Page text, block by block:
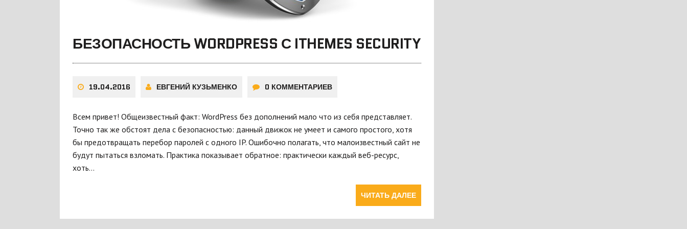
БЕЗОПАСНОСТЬ WORDPRESS С ITHEMES SECURITY
19.04.2016 ЕВГЕНИЙ КУЗЬМЕНКО 0 КОММЕНТАРИЕВ
Всем привет! Общеизвестный факт: WordPress без дополнений мало что из себя представляет.
Точно так же обстоят дела с безопасностью: данный движок не умеет и самого простого, хотя
бы предотвращать перебор паролей с одного IP. Ошибочно полагать, что малоизвестный сайт не
будут пытаться взломать. Практика показывает обратное: практически каждый веб-ресурс,
хоть…
ЧИТАТЬ ДАЛЕЕ